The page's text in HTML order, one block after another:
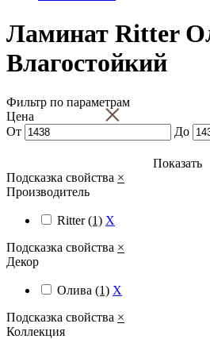
Ламинат Ritter
Влагостойкий
Фильтр по параметрам
×
Цена
От
До
Показать
Подсказка свойства ×
Производитель
Ritter(1) X
Подсказка свойства ×
Декор
Олива (1) X
Подсказка свойства ×
Коллекция